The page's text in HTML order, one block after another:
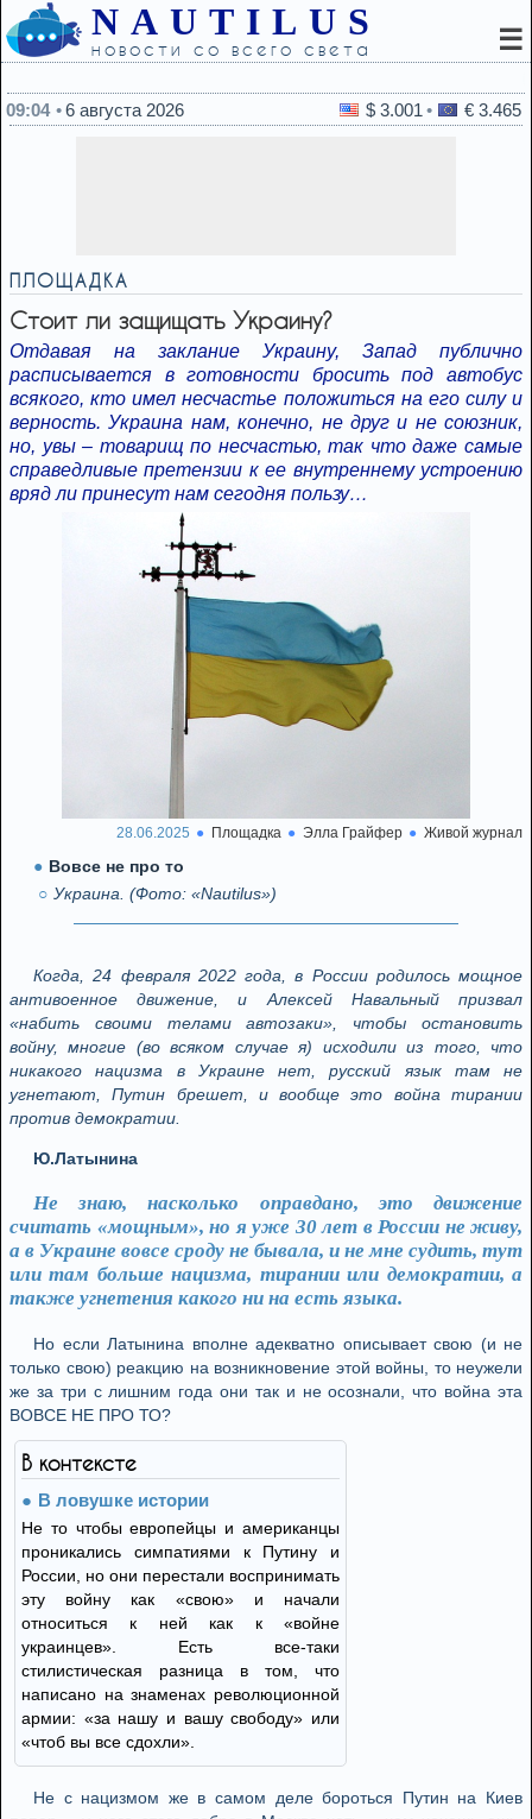
NAUTILUS
новости со всего света ☰
09:04
6 августа 2026 $ 3.001 € 3.465
ПЛОЩАДКА
Стоит ли защищать Украину?
Отдавая на заклание Украину, Запад публично
расписывается в готовности бросить под автобус
всякого, кто имел несчастье положиться на его силу и
верность. Украина нам, конечно, не друг и не союзник,
но, увы – товарищ по несчастью, так что даже самые
справедливые претензии к ее внутреннему устроению
вряд ли принесут нам сегодня пользу…
28.06.2025 Площадка Элла Грайфер Живой журнал
Вовсе не про то
Украина. (Фото: «Nautilus»)
Когда, 24 февраля 2022 года, в России родилось мощное
антивоенное движение, и Алексей Навальный призвал
«набить своими телами автозаки», чтобы остановить
войну, многие (во всяком случае я) исходили из того, что
никакого нацизма в Украине нет, русский язык там не
угнетают, Путин брешет, и вообще это война тирании
против демократии.
Ю.Латынина
Не знаю, насколько оправдано, это движение
считать «мощным», но я уже 30 лет в России не живу,
а в Украине вовсе сроду не бывала, и не мне судить, тут
или там больше нацизма, тирании или демократии, а
также угнетения какого ни на есть языка.
Но если Латынина вполне адекватно описывает свою (и не
только свою) реакцию на возникновение этой войны, то неужели
же за три с лишним года они так и не осознали, что война эта
ВОВСЕ НЕ ПРО ТО?
В контексте
В ловушке истории
Не то чтобы европейцы и американцы
проникались симпатиями к Путину и
России, но они перестали воспринимать
эту войну как «свою» и начали
относиться к ней как к «войне
украинцев». Есть все-таки
стилистическая разница в том, что
написано на знаменах революционной
армии: «за нашу и вашу свободу» или
«чтоб вы все сдохли».
Не с нацизмом же в самом деле бороться Путин на Киев